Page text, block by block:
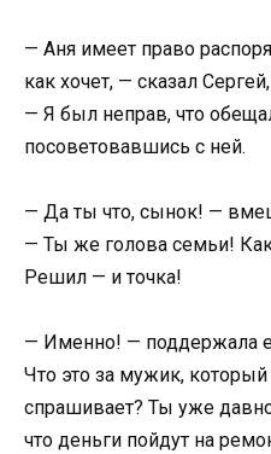
— Аня имеет право
как хочет, — сказал
— Я был неправ, что
посоветовавшись с ней.
— Да ты что, сынок! —
— Ты же голова семьи!
Решил — и точка!
— Именно! — поддержала
Что это за мужик,
спрашивает? Ты уже
что деньги пойдут на